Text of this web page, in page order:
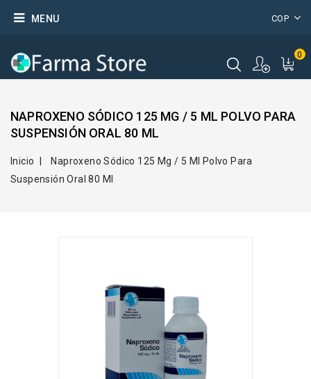
COP
MENU
0
NAPROXENO SÓDICO 125 MG / 5 ML POLVO PARA
SUSPENSIÓN ORAL 80 ML
Inicio
Naproxeno Sódico 125 Mg / 5 Ml Polvo Para
Suspensión Oral 80 Ml